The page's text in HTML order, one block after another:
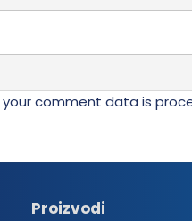
your comment data is
Proizvodi